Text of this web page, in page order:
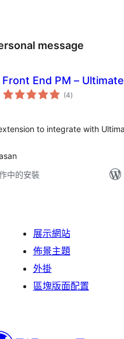
message
Front End PM –
(4總
評)
to integrate with
中的安裝
展示網站
佈景主題
外掛
區塊版面配置